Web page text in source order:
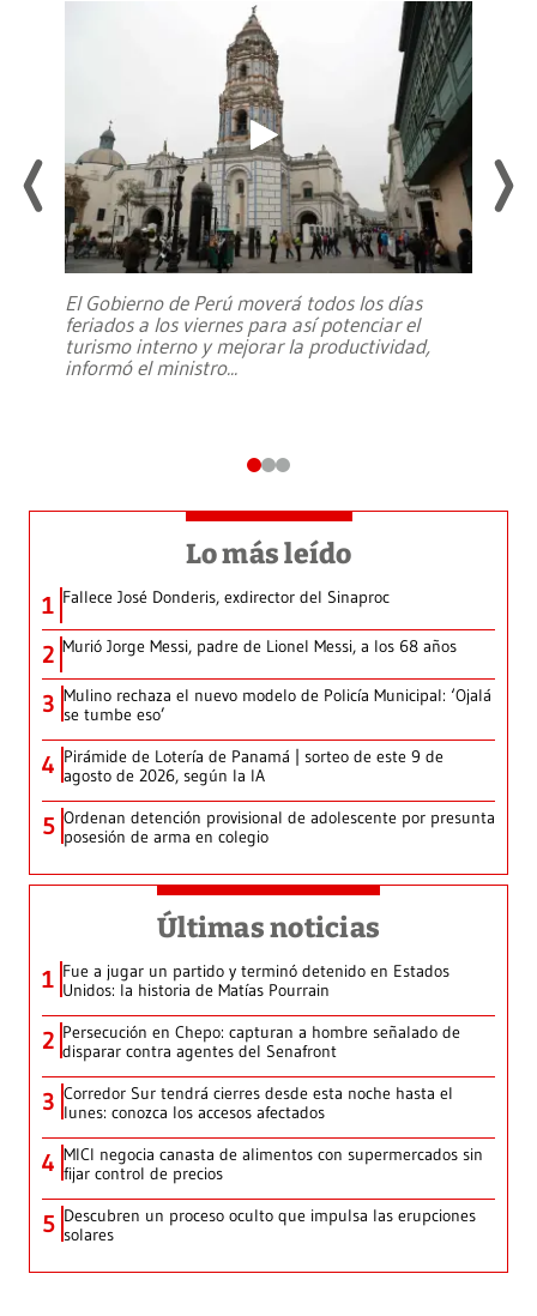
El Gobierno de Perú moverá todos los días
feriados a los viernes para así potenciar el
turismo interno y mejorar la productividad,
informó el ministro...
Lo más leído
1 Fallece José Donderis, exdirector del Sinaproc
2 Murió Jorge Messi, padre de Lionel Messi, a los 68 años
3 Mulino rechaza el nuevo modelo de Policía Municipal: ‘Ojalá
se tumbe eso’
4 Pirámide de Lotería de Panamá | sorteo de este 9 de
agosto de 2026, según la IA
5 Ordenan detención provisional de adolescente por presunta
posesión de arma en colegio
Últimas noticias
1 Fue a jugar un partido y terminó detenido en Estados
Unidos: la historia de Matías Pourrain
2 Persecución en Chepo: capturan a hombre señalado de
disparar contra agentes del Senafront
3 Corredor Sur tendrá cierres desde esta noche hasta el
lunes: conozca los accesos afectados
4 MICI negocia canasta de alimentos con supermercados sin
fijar control de precios
5 Descubren un proceso oculto que impulsa las erupciones
solares